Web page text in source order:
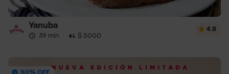
Yanuba
39 min · $ 5000
4.8